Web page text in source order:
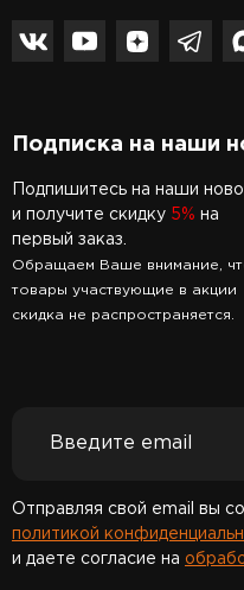
Подписка на наши
Подпишитесь на наши
и получите скидку 5% на
первый заказ.
Обращаем Ваше внимание,
товары участвующие в акции
скидка не распространяется.
Отправляя свой email вы
политикой
и даете согласие на